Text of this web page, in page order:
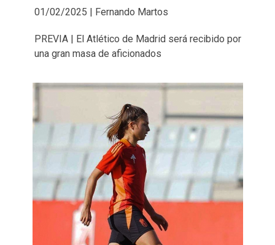
01/02/2025 | Fernando Martos
PREVIA | El Atlético de Madrid será recibido por
una gran masa de aficionados